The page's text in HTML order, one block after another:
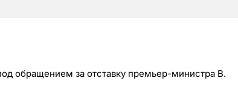
обращением за отставку премьер-министра В.